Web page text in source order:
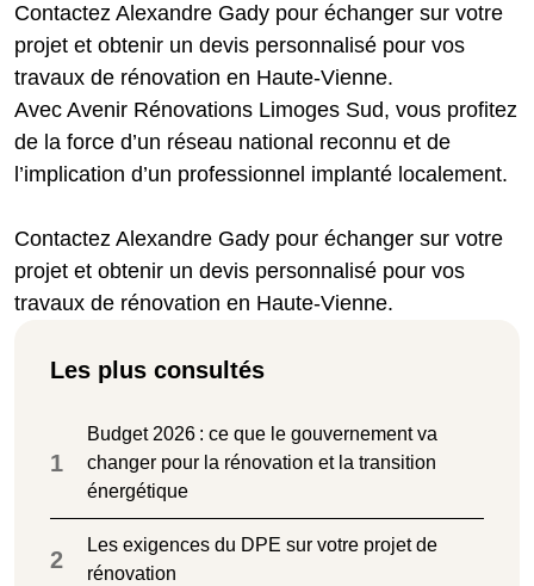
Contactez Alexandre Gady pour échanger sur votre
projet et obtenir un devis personnalisé pour vos
travaux de rénovation en Haute-Vienne.
Avec Avenir Rénovations Limoges Sud, vous profitez
de la force d’un réseau national reconnu et de
l’implication d’un professionnel implanté localement.
Contactez Alexandre Gady pour échanger sur votre
projet et obtenir un devis personnalisé pour vos
travaux de rénovation en Haute-Vienne.
Les plus consultés
1
Budget 2026 : ce que le gouvernement va
changer pour la rénovation et la transition
énergétique
2
Les exigences du DPE sur votre projet de
rénovation